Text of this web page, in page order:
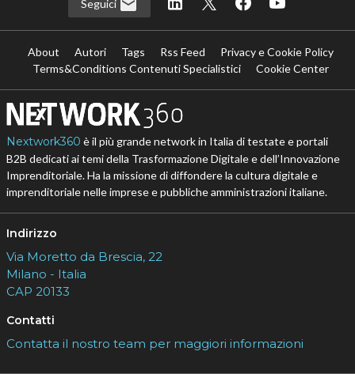
Seguici
About Autori Tags Rss Feed
Privacy e Cookie Policy
Terms&Conditions Contenuti Specialistici
Cookie Center
Nextwork360 è il più grande network in Italia di testate e portali
B2B dedicati ai temi della Trasformazione Digitale e dell’Innovazione
Imprenditoriale. Ha la missione di diffondere la cultura digitale e
imprenditoriale nelle imprese e pubbliche amministrazioni italiane.
Indirizzo
Via Moretto da Brescia, 22
Milano - Italia
CAP 20133
Contatti
Contatta il nostro team per maggiori informazioni